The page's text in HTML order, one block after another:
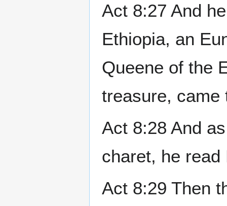
Act 8:27 And
Ethiopia, an
Queene of the
treasure, came
Act 8:28 And
charet, he
Act 8:29 Then